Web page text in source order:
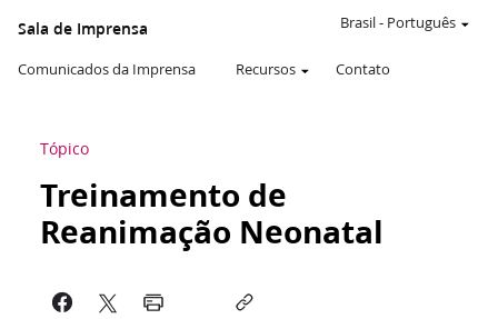
Sala de Imprensa
Comunicados da Imprensa Recursos Contato
Brasil- Português
Tópico
Treinamento de
Reanimação Neonatal